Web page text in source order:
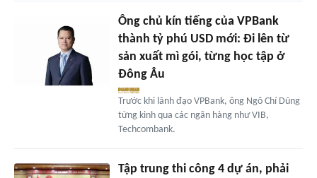
Ông chủ kín tiếng của VPBank
thành tỷ phú USD mới: Đi lên từ
sản xuất mì gói, từng học tập ở
Đông Âu
Trước khi lãnh đạo VPBank, ông Ngô Chí Dũng
từng kinh qua các ngân hàng như VIB,
Techcombank.
Tập trung thi công 4 dự án, phải